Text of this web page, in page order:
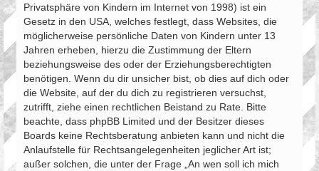
Privatsphäre von Kindern im Internet von 1998) ist ein
Gesetz in den USA, welches festlegt, dass Websites, die
möglicherweise persönliche Daten von Kindern unter 13
Jahren erheben, hierzu die Zustimmung der Eltern
beziehungsweise des oder der Erziehungsberechtigten
benötigen. Wenn du dir unsicher bist, ob dies auf dich oder
die Website, auf der du dich zu registrieren versuchst,
zutrifft, ziehe einen rechtlichen Beistand zu Rate. Bitte
beachte, dass phpBB Limited und der Besitzer dieses
Boards keine Rechtsberatung anbieten kann und nicht die
Anlaufstelle für Rechtsangelegenheiten jeglicher Art ist;
außer solchen, die unter der Frage „An wen soll ich mich